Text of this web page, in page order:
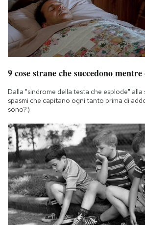
9 cose strane che succedono
Dalla "sindrome della testa che esplode" alla
spasmi che capitano ogni tanto prima di
sono?)